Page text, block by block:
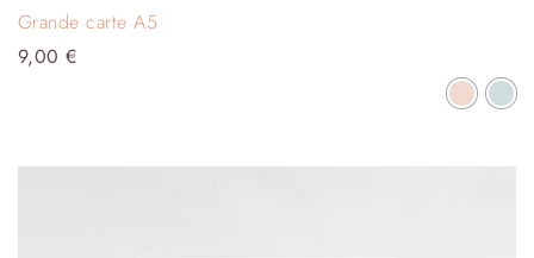
Grande carte A5
9,00€